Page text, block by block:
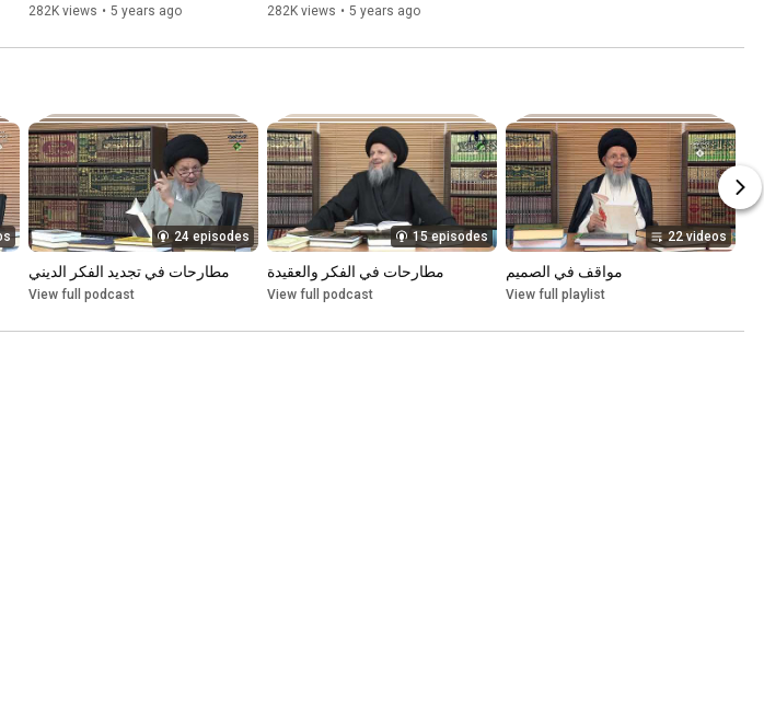
كمال الحيدري - الحلقة الخامسة
282K views • 5 years ago
كمال الحيدري - الحلقة الأولى
282K views • 5 years ago
24 episodes
مطارحات في تجديد الفكر الديني
View full podcast
15 episodes
مطارحات في الفكر والعقيدة
View full podcast
22 videos
مواقف في الصميم
View full playlist